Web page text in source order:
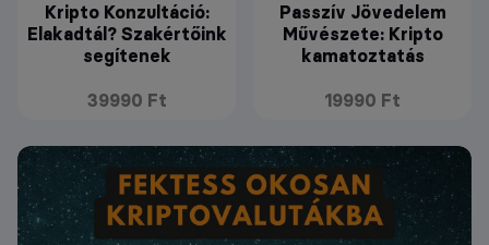
Kripto Konzultáció:
Elakadtál? Szakértőink
segítenek
39990 Ft
Passzív Jövedelem
Művészete: Kripto
kamatoztatás
19990 Ft